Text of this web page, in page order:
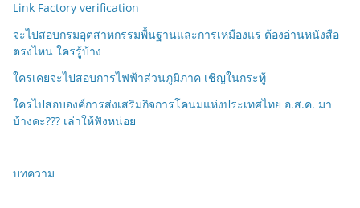
Link Factory verification
จะไปสอบกรมอุตสาหกรรมพื้นฐานและการเหมืองแร่ ต้องอ่านหนังสือ
ตรงไหน ใครรู้บ้าง
ใครเคยจะไปสอบการไฟฟ้าส่วนภูมิภาค เชิญในกระทู้
ใครไปสอบองค์การส่งเสริมกิจการโคนมแห่งประเทศไทย อ.ส.ค. มา
บ้างคะ??? เล่าให้ฟังหน่อย
บทความ